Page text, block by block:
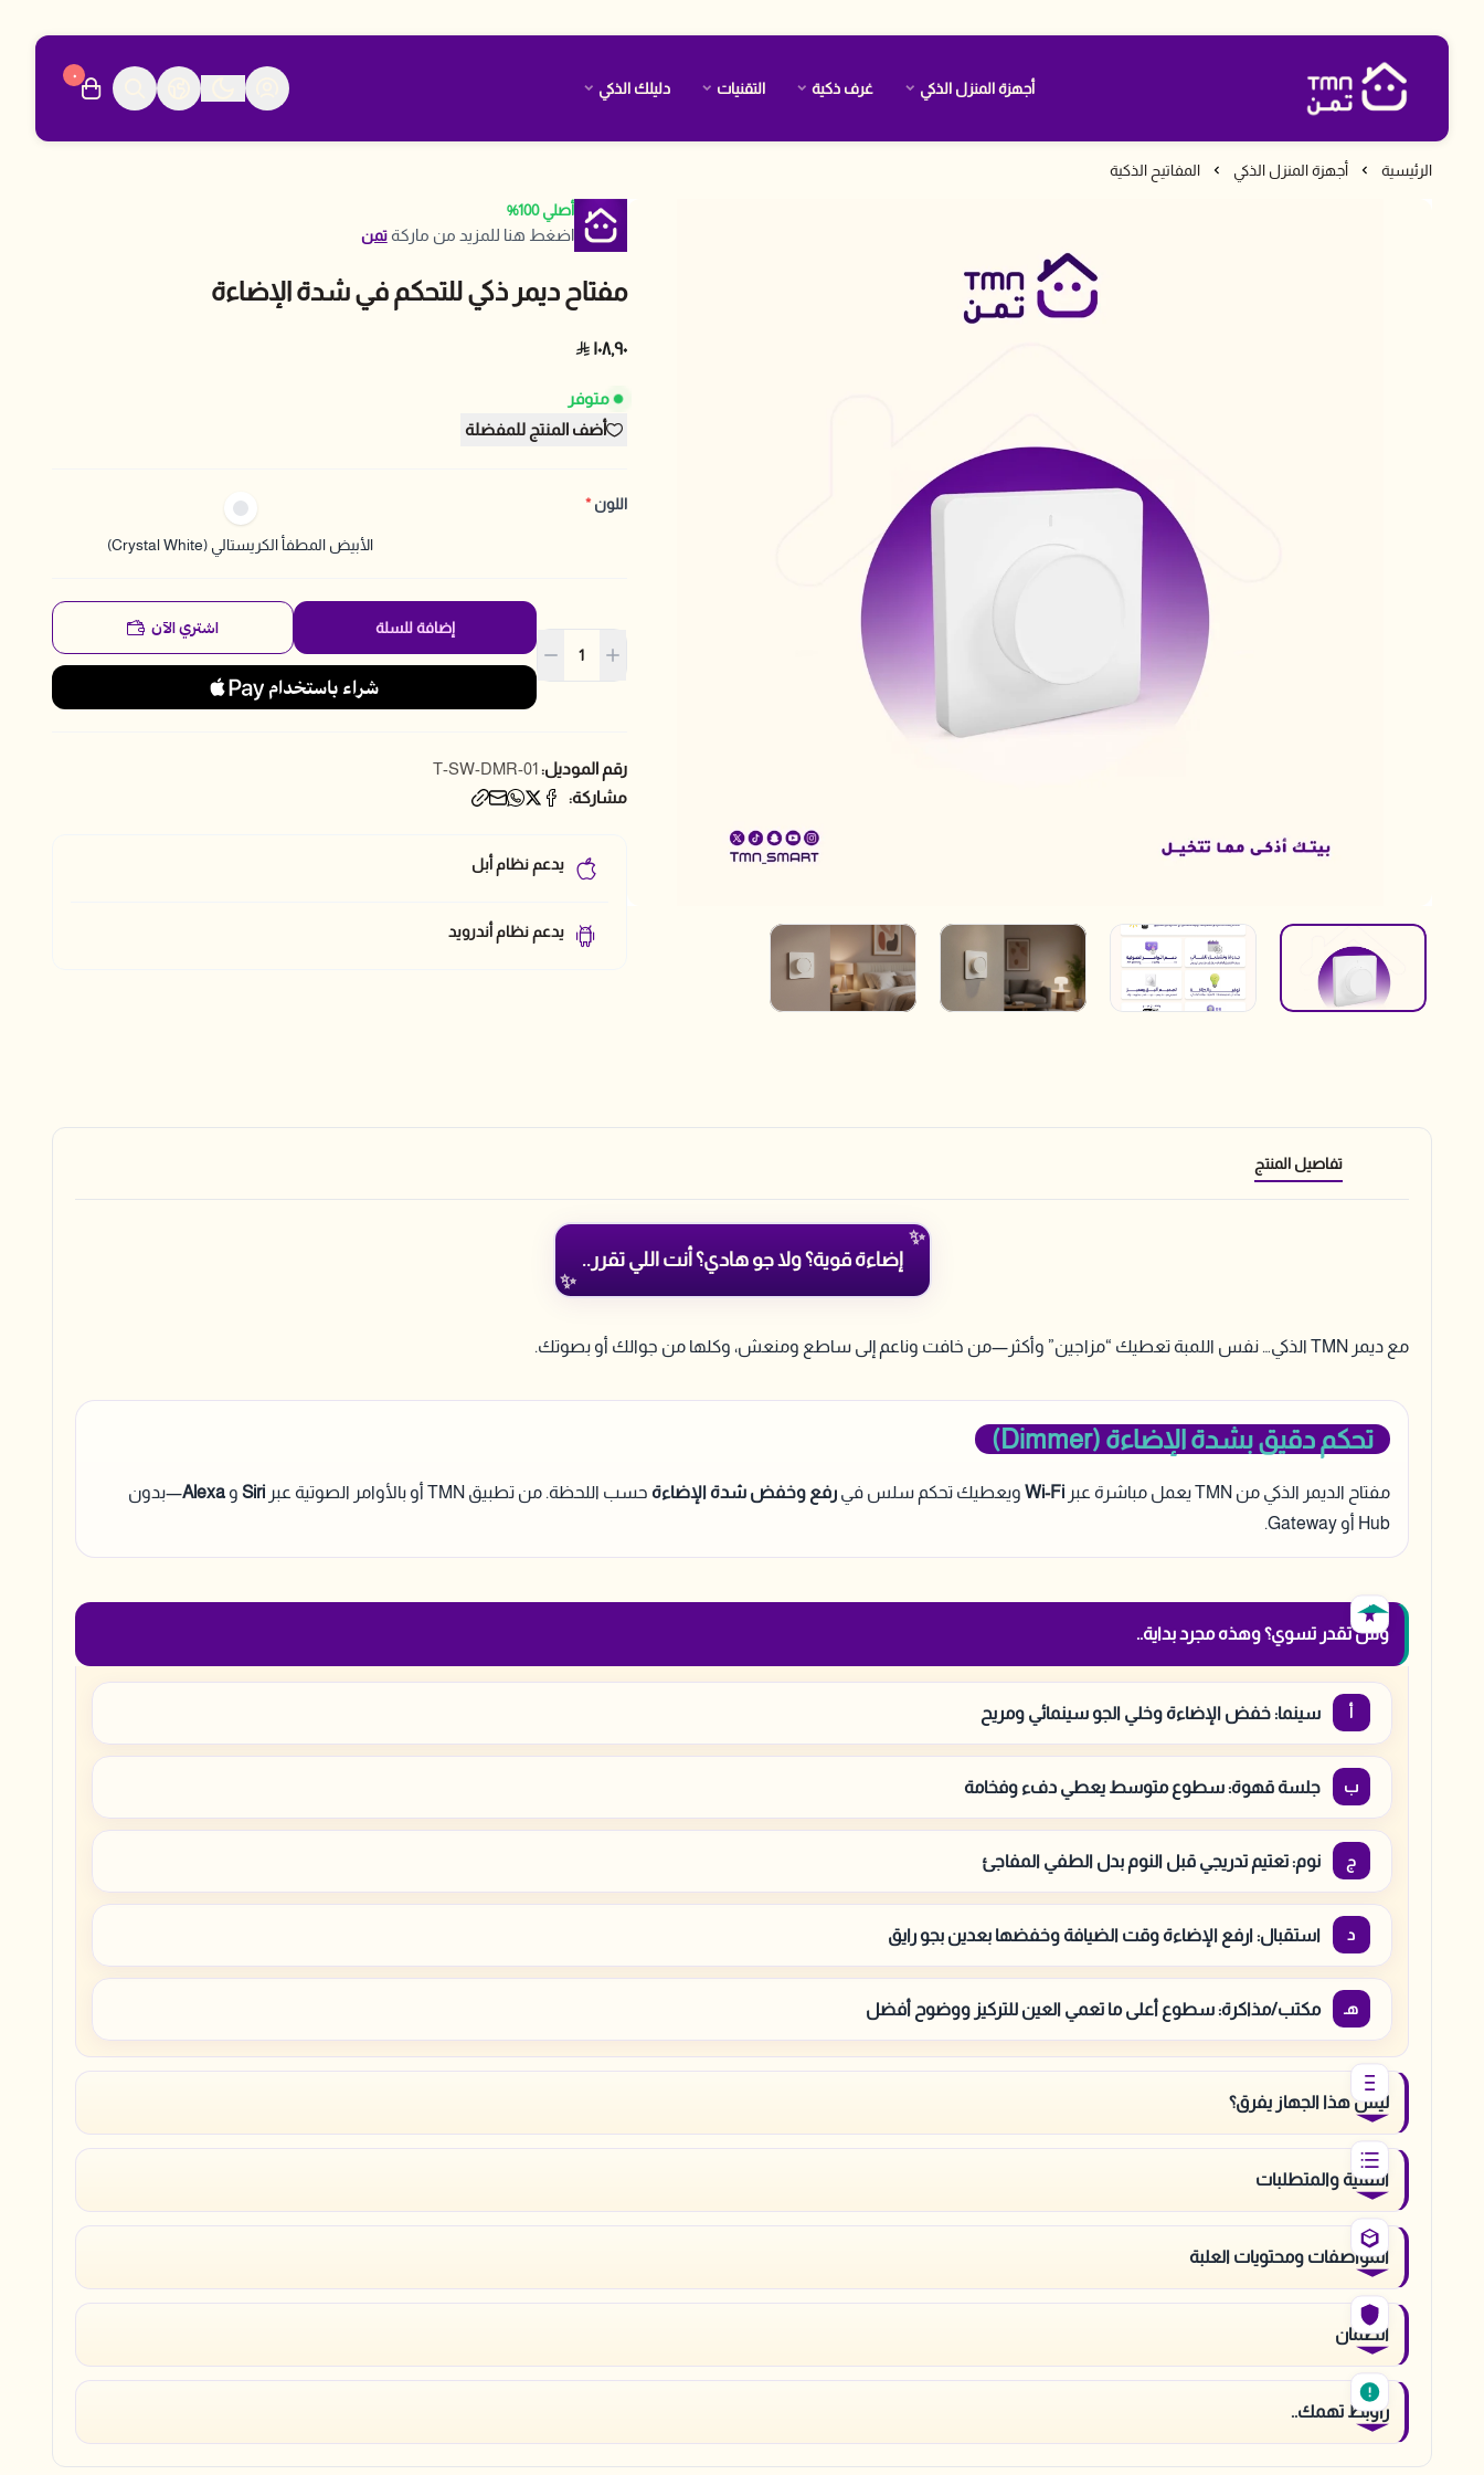
متجر تمن
أجهزة المنزل الذكي غرف ذكية التقنيات دليلك الذكي
٠
الرئيسية أجهزة المنزل الذكي المفاتيح الذكية
أصلي 100%
اضغط هنا للمزيد من ماركةتمن
مفتاح ديمر ذكي للتحكم في شدة الإضاءة
١٠٨٫٩٠
متوفر
أضف المنتج للمفضلة
اللون*
الأبيض المطفأ الكريستالي (Crystal White)
إضافة للسلة اشتري الآن
رقم الموديل:T-SW-DMR-01
مشاركة:
يدعم نظام أبل
يدعم نظام أندرويد
تفاصيل المنتج
إضاءة قوية؟ ولا جو هادي؟ أنت اللي تقرر..
مع ديمر TMN الذكي… نفس اللمبة تعطيك “مزاجين” وأكثر—من خافت وناعم إلى ساطع ومنعش، وكلها من جوالك أو بصوتك.
تحكم دقيق بشدة الإضاءة (Dimmer)
مفتاح الديمر الذكي من TMN يعمل مباشرة عبر Wi-Fi ويعطيك تحكم سلس في رفع وخفض شدة الإضاءة حسب اللحظة. من تطبيق TMN أو بالأوامر الصوتية عبر Siri و Alexa—بدون
Hub أو Gateway.
وش تقدر تسوي؟ وهذه مجرد بداية..
سينما: خفض الإضاءة وخلي الجو سينمائي ومريح
جلسة قهوة: سطوع متوسط يعطي دفء وفخامة
نوم: تعتيم تدريجي قبل النوم بدل الطفي المفاجئ
استقبال: ارفع الإضاءة وقت الضيافة وخفضها بعدين بجو رايق
مكتب/مذاكرة: سطوع أعلى ما تعمي العين للتركيز ووضوح أفضل
ليش هذا الجهاز يفرق؟
التقنية والمتطلبات
المواصفات ومحتويات العلبة
الضمان
راوبط تهمك..